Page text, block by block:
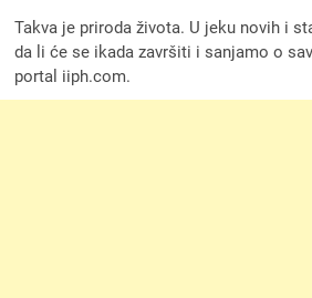
Takva je priroda života. U jeku novih i
da li će se ikada završiti i sanjamo o
portal iiph.com.